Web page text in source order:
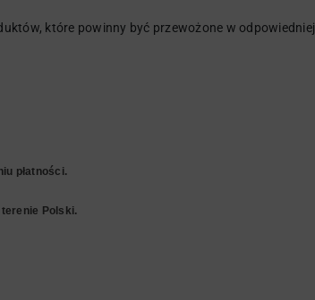
które powinny być przewożone w odpowiedniej
płatności.
terenie Polski.